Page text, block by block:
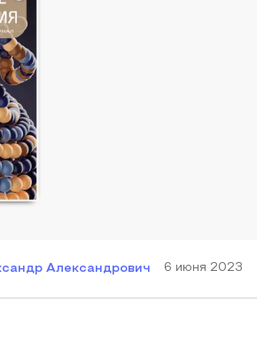
Александрович 6 июня 2023